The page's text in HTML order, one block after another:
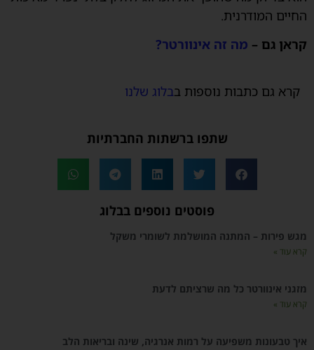
החיים המודרנית.
קראן גם – מה זה אינוורטר?
קרא גם כתבות נוספות בבלוג שלנו
שתפו ברשתות החברתיות
פוסטים נוספים בבלוג
מגש פירות – המתנה המושלמת לשומרי משקל
קרא עוד »
מזגני אינוורטר כל מה שרציתם לדעת
קרא עוד »
איך טבעונות משפיעה על רמות אנרגיה, שינה ובריאות הלב